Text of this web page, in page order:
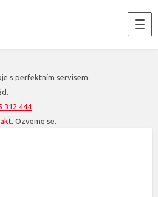
s perfektním servisem.
312 444
Ozveme se.